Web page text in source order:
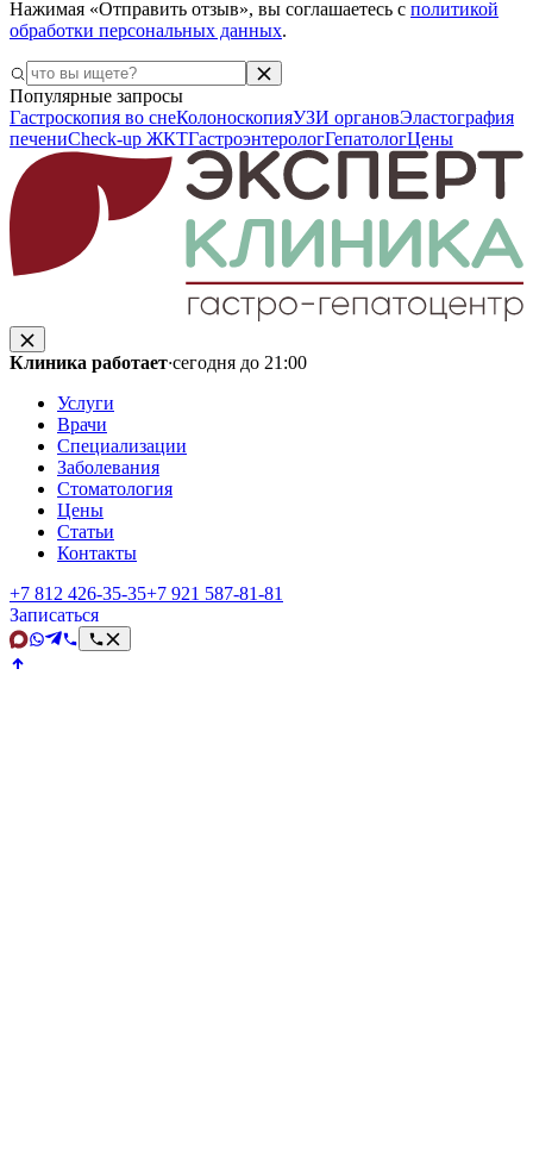
Нажимая «Отправить отзыв», вы соглашаетесь с политикой
обработки персональных данных.
Популярные запросы
Гастроскопия во снеКолоноскопияУЗИ органовЭластография
печениCheck-up ЖКТГастроэнтерологГепатологЦены
Клиника работает·сегодня до 21:00
Услуги
Врачи
Специализации
Заболевания
Стоматология
Цены
Статьи
Контакты
+7 812 426‑35‑35+7 921 587‑81‑81
Записаться